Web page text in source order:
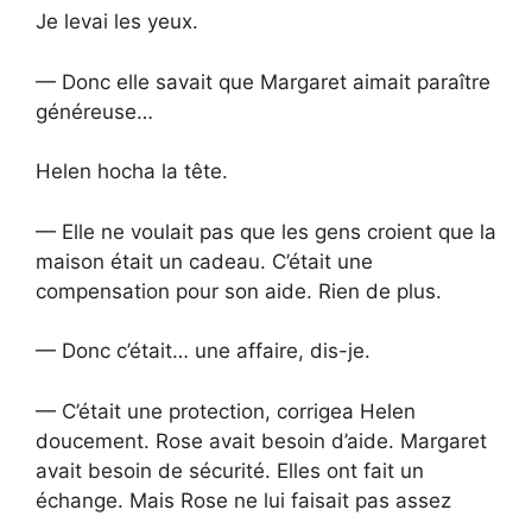
Je levai les yeux.
— Donc elle savait que Margaret aimait paraître
généreuse…
Helen hocha la tête.
— Elle ne voulait pas que les gens croient que la
maison était un cadeau. C’était une
compensation pour son aide. Rien de plus.
— Donc c’était… une affaire, dis-je.
— C’était une protection, corrigea Helen
doucement. Rose avait besoin d’aide. Margaret
avait besoin de sécurité. Elles ont fait un
échange. Mais Rose ne lui faisait pas assez